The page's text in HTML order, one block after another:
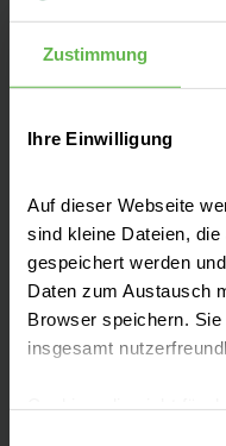
Zustimmung
Ihre Einwilligung
Auf dieser Webseite
sind kleine Dateien,
gespeichert werden
Daten zum Austausch
Browser speichern.
insgesamt
Helios
Kontakt
Röntgenstraße 2
Anfahrt auf
Tel:03741 49-0
Fax: 03741 49-44